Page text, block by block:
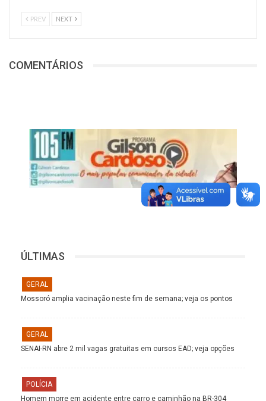
PREV NEXT
COMENTÁRIOS
ÚLTIMAS
GERAL
Mossoró amplia vacinação neste fim de semana; veja os pontos
GERAL
SENAI-RN abre 2 mil vagas gratuitas em cursos EAD; veja opções
POLÍCIA
Homem morre em acidente entre carro e caminhão na BR-304